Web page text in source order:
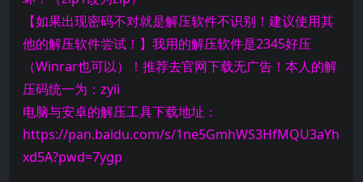
【如果出现密码不对就是解压软件不识别！建议使用其
他的解压软件尝试！】我用的解压软件是2345好压
（Winrar也可以）！推荐去官网下载无广告！本人的解
压码统一为：zyii
电脑与安卓的解压工具下载地址：
https://pan.baidu.com/s/1ne5GmhWS3HfMQU3aYh
xd5A?pwd=7ygp